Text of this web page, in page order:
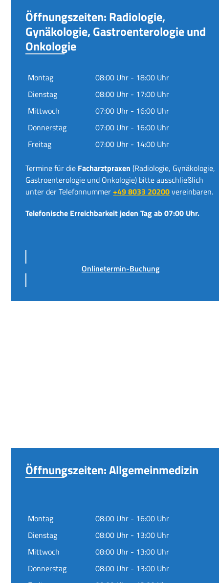
Öffnungszeiten: Radiologie,
Gynäkologie, Gastroenterologie und
Onkologie
Montag
08:00 Uhr - 18:00 Uhr
Dienstag
08:00 Uhr - 17:00 Uhr
Mittwoch
07:00 Uhr - 16:00 Uhr
Donnerstag
07:00 Uhr - 16:00 Uhr
Freitag
07:00 Uhr - 14:00 Uhr
Termine für die Facharztpraxen (Radiologie, Gynäkologie,
Gastroenterologie und Onkologie) bitte ausschließlich
unter der Telefonnummer+49 8033 20200vereinbaren.
Telefonische Erreichbarkeit jeden Tag ab 07:00 Uhr.
Onlinetermin-Buchung
Öffnungszeiten: Allgemeinmedizin
Montag
08:00 Uhr - 16:00 Uhr
Dienstag
08:00 Uhr - 13:00 Uhr
Mittwoch
08:00 Uhr - 13:00 Uhr
Donnerstag
08:00 Uhr - 13:00 Uhr